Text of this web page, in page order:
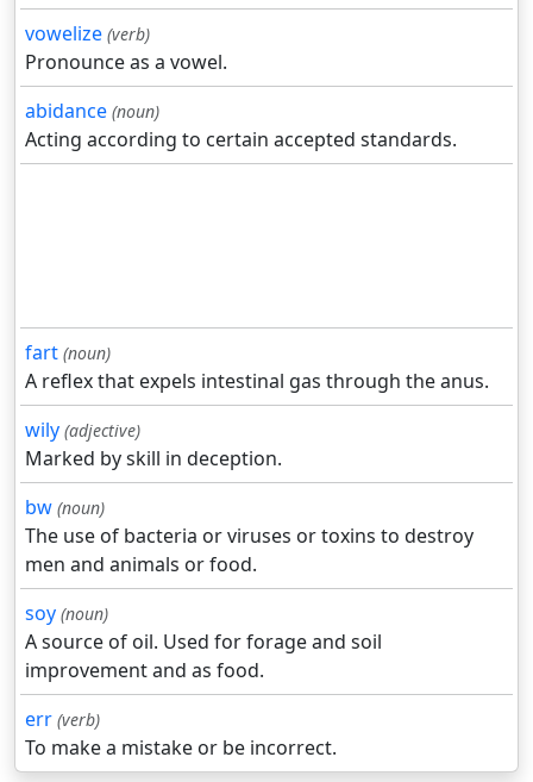
vowelize (verb)
Pronounce as a vowel.
abidance (noun)
Acting according to certain accepted standards.
fart (noun)
A reflex that expels intestinal gas through the anus.
wily (adjective)
Marked by skill in deception.
bw (noun)
The use of bacteria or viruses or toxins to destroy
men and animals or food.
soy (noun)
A source of oil. Used for forage and soil
improvement and as food.
err (verb)
To make a mistake or be incorrect.